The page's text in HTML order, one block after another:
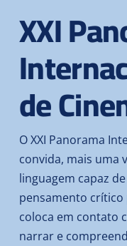
XXI
de
O XXI Panorama
convida, mais uma
linguagem capaz
pensamento crítico
coloca em contato
narrar e